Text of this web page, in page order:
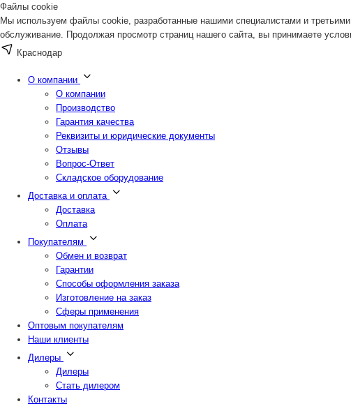
Файлы cookie
Мы используем файлы cookie, разработанные нашими специалистами и
обслуживание. Продолжая просмотр страниц нашего сайта, вы принимаете
Краснодар
О компании
О компании
Производство
Гарантия качества
Реквизиты и юридические документы
Отзывы
Вопрос-Ответ
Складское оборудование
Доставка и оплата
Доставка
Оплата
Покупателям
Обмен и возврат
Гарантии
Способы оформления заказа
Изготовление на заказ
Сферы применения
Оптовым покупателям
Наши клиенты
Дилеры
Дилеры
Стать дилером
Контакты